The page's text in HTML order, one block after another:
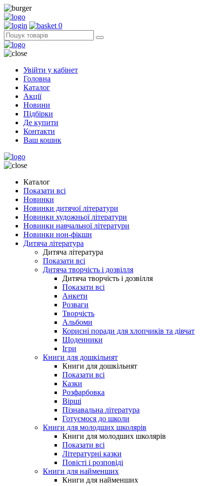
0
Увійти у кабінет
Головна
Каталог
Акції
Новини
Підбірки
Де купити
Контакти
Ваш кошик
Каталог
Показати всі
Новинки
Новинки дитячої літератури
Новинки художньої літератури
Новинки навчальної літератури
Новинки нон-фікшн
Дитяча література
Дитяча література
Показати всі
Дитяча творчість і дозвілля
Дитяча творчість і дозвілля
Показати всі
Анкети
Розваги
Творчість
Альбоми
Корисні поради для хлопчиків та дівчат
Щоденники
Ігри
Книги для дошкільнят
Книги для дошкільнят
Показати всі
Казки
Розфарбовка
Вірші
Пізнавальна література
Готуємося до школи
Книги для молодших школярів
Книги для молодших школярів
Показати всі
Літературні казки
Повісті і розповіді
Книги для найменших
Книги для найменших